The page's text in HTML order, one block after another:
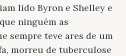
lido Byron e Shelley e
ninguém as
sempre teve ares de um
morreu de tuberculose